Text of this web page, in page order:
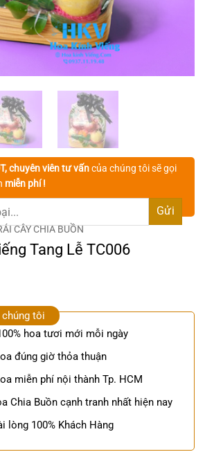
chuyên viên tư vấncủa chúng tôi sẽ gọi
miễn phí !
CÂY CHIA BUỒN
Tang Lễ TC006
tôi
hoa tươi mới mỗi ngày
đúng giờ thỏa thuận
miễn phí nội thành Tp. HCM
Chia Buồn cạnh tranh nhất hiện nay
lòng 100% Khách Hàng